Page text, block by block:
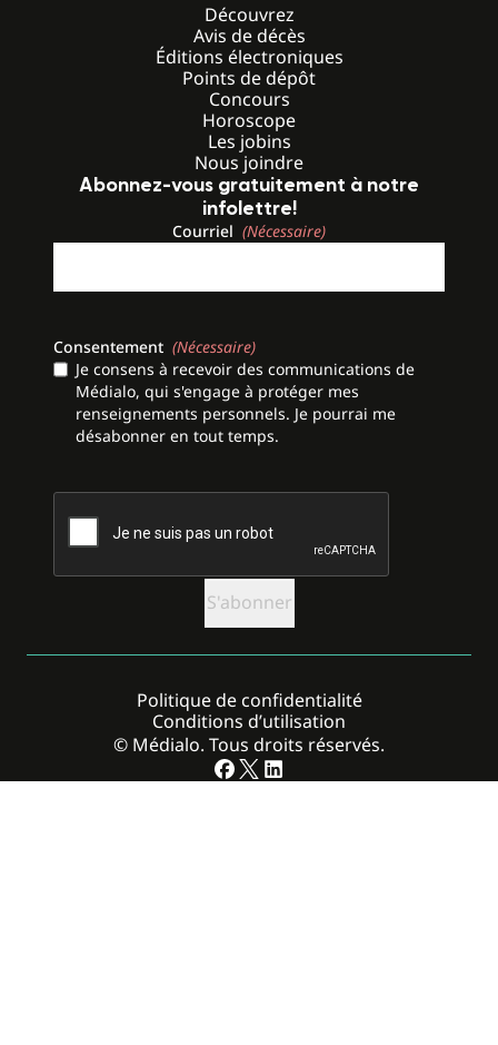
Découvrez
Avis de décès
Éditions électroniques
Points de dépôt
Concours
Horoscope
Les jobins
Nous joindre
Abonnez-vous gratuitement à notre
infolettre!
Courriel (Nécessaire)
Consentement (Nécessaire)
Je consens à recevoir des communications de
Médialo, qui s'engage à protéger mes
renseignements personnels. Je pourrai me
désabonner en tout temps.
CAPTCHA
© Médialo. Tous droits réservés.
Politique de confidentialité
Conditions d’utilisation